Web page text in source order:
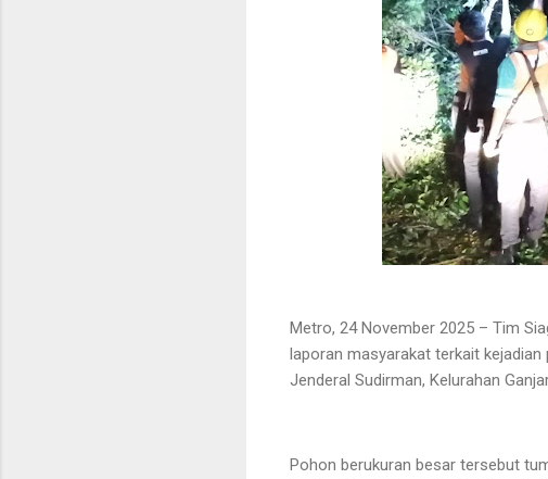
Metro, 24 November 2025 – Tim
laporan masyarakat terkait kejadian
Jenderal Sudirman, Kelurahan
Pohon berukuran besar tersebut